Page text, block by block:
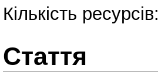
Кількість ресурсів:
Стаття